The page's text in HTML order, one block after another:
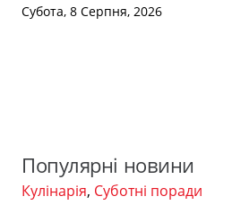
Субота, 8 Серпня, 2026
Популярні новини
Кулінарія, Суботні поради